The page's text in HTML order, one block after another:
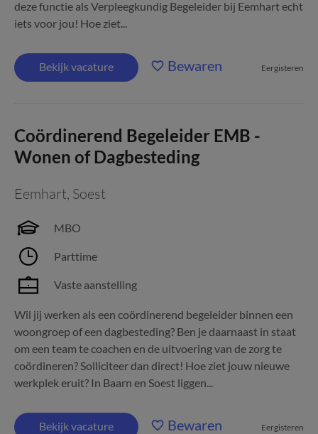
deze functie als Verpleegkundig Begeleider bij Eemhart echt
iets voor jou! Hoe ziet...
Bekijk vacature Bewaren Eergisteren
Coördinerend Begeleider EMB -
Wonen of Dagbesteding
Eemhart, Soest
MBO
Parttime
Vaste aanstelling
Wil jij werken als een coördinerend begeleider binnen een
woongroep of een dagbesteding? Ben je daarnaast in staat
om een team te coachen en de uitvoering van de zorg te
coördineren? Solliciteer dan direct! Hoe ziet jouw nieuwe
werkplek eruit? In Baarn en Soest liggen...
Bekijk vacature Bewaren Eergisteren